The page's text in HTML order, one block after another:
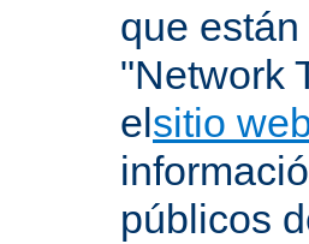
que
"Network
elsitio
públicos